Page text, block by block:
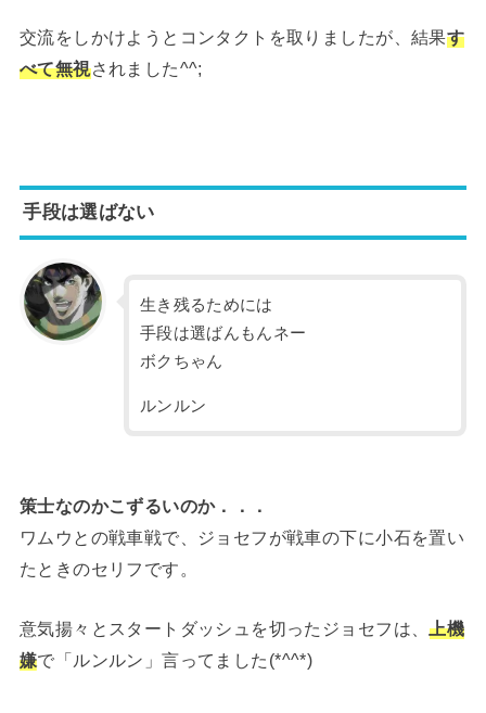
交流をしかけようとコンタクトを取りましたが、結果す
べて無視されました^^;
手段は選ばない
生き残るためには
手段は選ばんもんネー
ボクちゃん
ルンルン
策士なのかこずるいのか．．．
ワムウとの戦車戦で、ジョセフが戦車の下に小石を置い
たときのセリフです。
意気揚々とスタートダッシュを切ったジョセフは、 上機
嫌で「ルンルン」言ってました(*^^*)